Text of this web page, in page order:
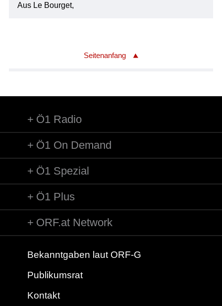
Aus Le Bourget,
Seitenanfang
Ö1 Radio
Ö1 On Demand
Ö1 Spezial
Ö1 Plus
ORF.at Network
Bekanntgaben laut ORF-G
Publikumsrat
Kontakt